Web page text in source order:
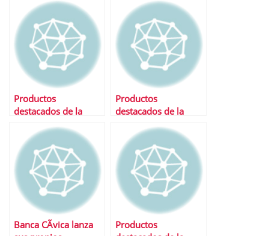
Productos
destacados de la
Productos
destacados de la
Banca CÃ­vica lanza
Productos